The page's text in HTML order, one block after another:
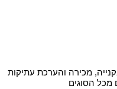
מכירה והערכת עתיקות
מכל הסוגים